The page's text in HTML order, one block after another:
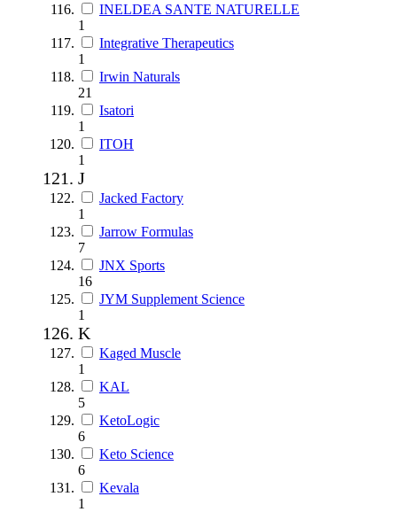
INELDEA SANTE NATURELLE
1
Integrative Therapeutics
1
Irwin Naturals
21
Isatori
1
ITOH
1
J
Jacked Factory
1
Jarrow Formulas
7
JNX Sports
16
JYM Supplement Science
1
K
Kaged Muscle
1
KAL
5
KetoLogic
6
Keto Science
6
Kevala
1